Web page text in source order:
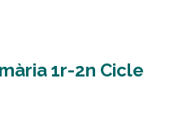
1r-2n Cicle